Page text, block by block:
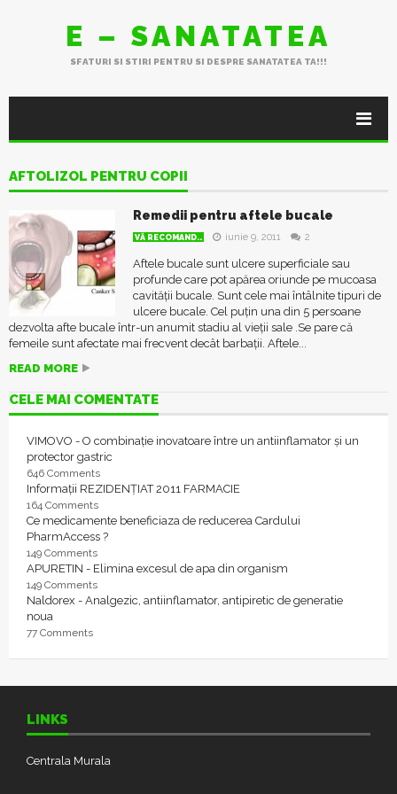
E – SANATATEA
SFATURI SI STIRI PENTRU SI DESPRE SANATATEA TA!!!
AFTOLIZOL PENTRU COPII
Remedii pentru aftele bucale
VĂ RECOMAND.. iunie 9, 2011 2
Aftele bucale sunt ulcere superficiale sau
profunde care pot apărea oriunde pe mucoasa
cavității bucale. Sunt cele mai întâlnite tipuri de
ulcere bucale. Cel puțin una din 5 persoane
dezvolta afte bucale într-un anumit stadiu al vieții sale .Se pare că
femeile sunt afectate mai frecvent decât barbații. Aftele...
READ MORE
CELE MAI COMENTATE
VIMOVO - O combinație inovatoare între un antiinflamator și un
protector gastric
646 Comments
Informații REZIDENȚIAT 2011 FARMACIE
164 Comments
Ce medicamente beneficiaza de reducerea Cardului
PharmAccess ?
149 Comments
APURETIN - Elimina excesul de apa din organism
149 Comments
Naldorex - Analgezic, antiinflamator, antipiretic de generatie
noua
77 Comments
LINKS
Centrala Murala